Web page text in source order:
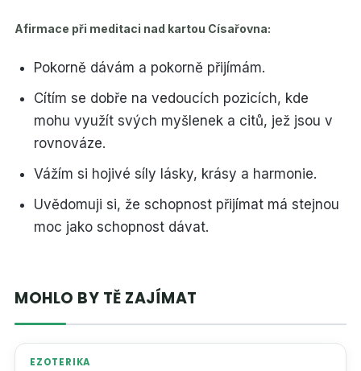
Afirmace při meditaci nad kartou Císařovna:
Pokorně dávám a pokorně přijímám.
Cítím se dobře na vedoucích pozicích, kde
mohu využít svých myšlenek a citů, jež jsou v
rovnováze.
Vážím si hojivé síly lásky, krásy a harmonie.
Uvědomuji si, že schopnost přijímat má stejnou
moc jako schopnost dávat.
MOHLO BY TĚ ZAJÍMAT
EZOTERIKA